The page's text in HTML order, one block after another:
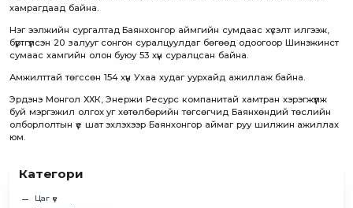
хамрагдаад байна.
Нэг ээлжийн сургалтад Баянхонгор аймгийн сумдаас хүсэлт илгээж,
бүртгүүлсэн 20 залууг сонгон суралцуулдаг бөгөөд одоогоор Шинэжинст
сумаас хамгийн олон буюу 53 хүн суралцсан байна.
Амжилттай төгссөн 154 хүн Ухаа худаг уурхайд ажиллаж байна.
Эрдэнэ Монгол ХХК, Энержи Ресурс компанитай хамтран хэрэгжүүлж
буй мэргэжил олгох уг хөтөлбөрийн төгсөгчид Баянхөндий төслийн
олборлолтын үе шат эхлэхээр Баянхонгор аймаг руу шилжин ажиллах
юм.
Категори
Цаг үе